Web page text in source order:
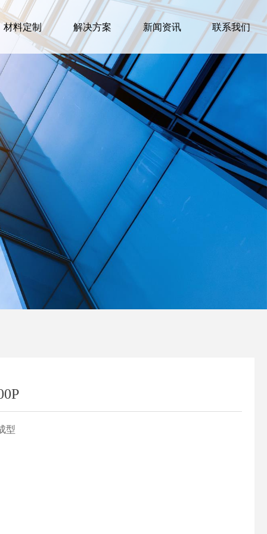
材料定制 解决方案 新闻资讯 联系我们
型